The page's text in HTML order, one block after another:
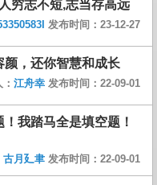
穷志不短,志当存高远
发布时间：23-12-27
颜，还你智慧和成长
江舟幸 发布时间：22-09-01
我踏马全是填空题！
古月廴聿 发布时间：22-09-01